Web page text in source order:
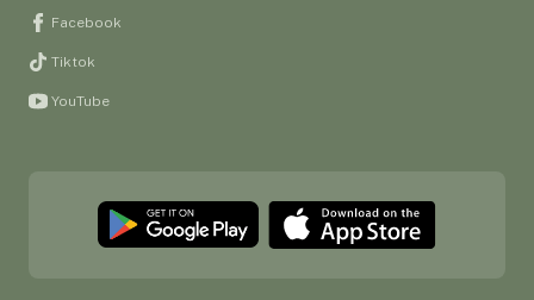
Facebook
Tiktok
YouTube